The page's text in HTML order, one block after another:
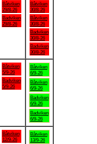
Båtviken
29/8-26
Badviken
29/8-26
Båtviken
30/8-26
Båtviken
30/8-26
Badviken
30/8-26
Badviken
30/8-26
Båtviken
5/9-26
Badviken
5/9-26
Båtviken
6/9-26
Båtviken
6/9-26
Badviken
6/9-26
Badviken
6/9-26
Båtviken
12/9-26
Båtviken
13/9-26